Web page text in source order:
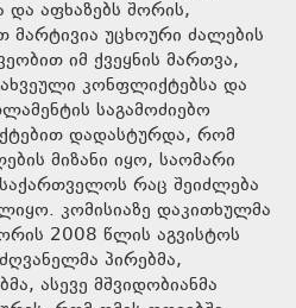
აფხაზებს შორის,
მარტივია უცხოური ძალების
იმ ქვეყნის მართვა,
კონფლიქტებსა და
საგამოძიებო
დადასტურდა, რომ
მიზანი იყო, საომარი
რაც შეიძლება
კომისიაზე დაკითხულმა
2008 წლის აგვისტოს
პირებმა,
ასევე მშვიდობიანმა